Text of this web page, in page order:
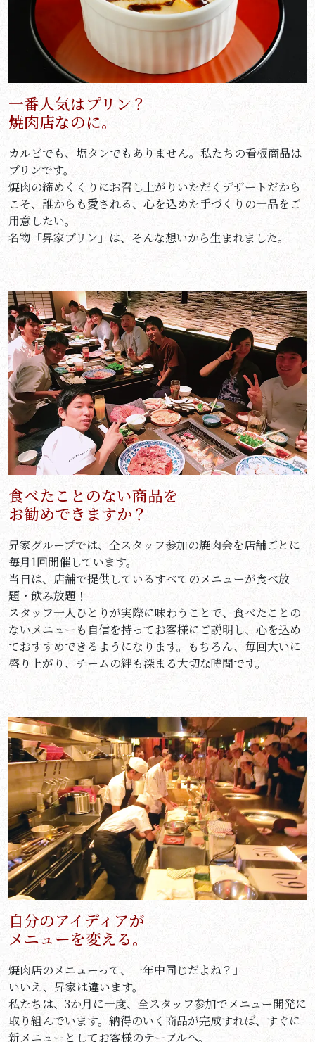
一番人気はプリン？
焼肉店なのに。
カルビでも、塩タンでもありません。私たちの看板商品は
プリンです。
焼肉の締めくくりにお召し上がりいただくデザートだから
こそ、誰からも愛される、心を込めた手づくりの一品をご
用意したい。
名物「昇家プリン」は、そんな想いから生まれました。
食べたことのない商品を
お勧めできますか？
昇家グループでは、全スタッフ参加の焼肉会を店舗ごとに
毎月1回開催しています。
当日は、店舗で提供しているすべてのメニューが食べ放
題・飲み放題！
スタッフ一人ひとりが実際に味わうことで、食べたことの
ないメニューも自信を持ってお客様にご説明し、心を込め
ておすすめできるようになります。もちろん、毎回大いに
盛り上がり、チームの絆も深まる大切な時間です。
自分のアイディアが
メニューを変える。
焼肉店のメニューって、一年中同じだよね？」
いいえ、昇家は違います。
私たちは、3か月に一度、全スタッフ参加でメニュー開発に
取り組んでいます。納得のいく商品が完成すれば、すぐに
新メニューとしてお客様のテーブルへ。